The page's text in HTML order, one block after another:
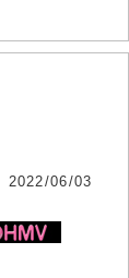
2022/06/03